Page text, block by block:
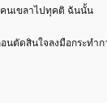
นเขลาไปทุคติ ฉันนั้น
ดสินใจลงมือกระทำก